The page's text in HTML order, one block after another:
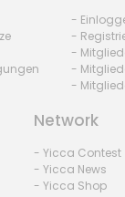
-
-
-
-
-
Network
- Yicca Contest
- Yicca News
- Yicca Shop